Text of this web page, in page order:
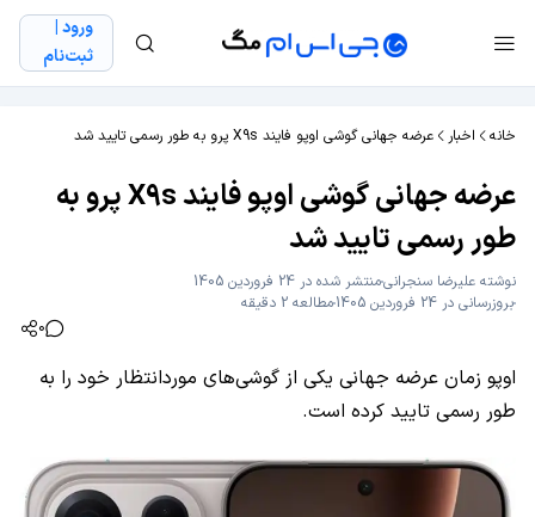
ورود |
ثبت‌نام
خانه اخبار عرضه جهانی گوشی اوپو فایند X9s پرو به طور رسمی تایید شد
عرضه جهانی گوشی اوپو فایند X9s پرو به
طور رسمی تایید شد
نوشته علیرضا سنجرانیمنتشر شده در 24 فروردین 1405
بروزرسانی در 24 فروردین 1405
مطالعه 2 دقیقه
0
اوپو زمان عرضه جهانی یکی از گوشی‌های موردانتظار خود را به
طور رسمی تایید کرده است.